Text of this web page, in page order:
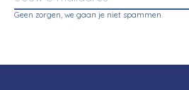
Geen zorgen, we gaan je niet spammen